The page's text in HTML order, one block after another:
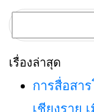
หมอกควัน
สำหรับ:
เรื่องล่าสุด
การสื่อสา
เชียงราย